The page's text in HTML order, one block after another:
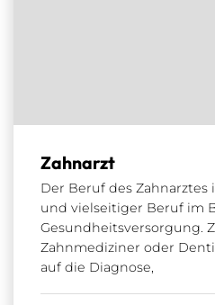
Zahnarzt
Der Beruf des
und vielseitiger Beruf im
Gesundheitsversorgung.
Zahnmediziner oder
auf die Diagnose,